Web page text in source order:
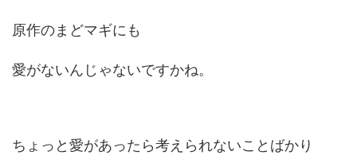
原作のまどマギにも
愛がないんじゃないですかね。
ちょっと愛があったら考えられないことばかり